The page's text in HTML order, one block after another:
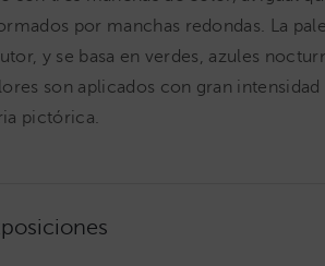
por manchas redondas. La
y se basa en verdes, azules
son aplicados con gran intensidad
pictórica.